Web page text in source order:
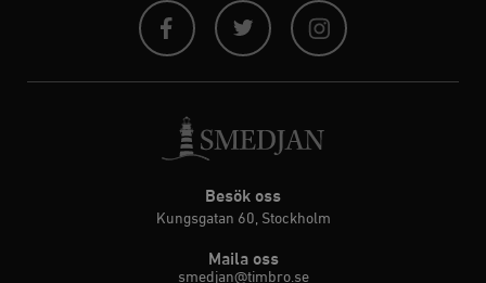
Besök oss
Kungsgatan 60, Stockholm
Maila oss
smedjan@timbro.se